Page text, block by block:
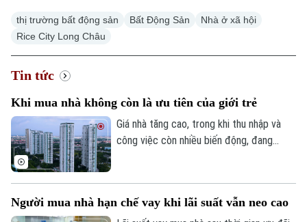
Chuyên mục
thị trường bất động sản Bất Động Sản
Nhà ở xã hội
Rice City Long Châu
Tin tức
Khi mua nhà không còn là ưu tiên của giới trẻ
Giá nhà tăng cao, trong khi thu nhập và
công việc còn nhiều biến động, đang
cho công việc và chất lượng cuộc sống.
Người mua nhà hạn chế vay khi lãi suất vẫn neo cao